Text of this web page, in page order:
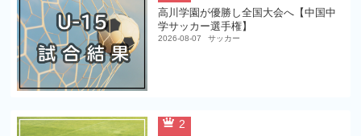
高川学園が優勝し全国大会へ【中国中
学サッカー選手権】
2026-08-07 サッカー
2